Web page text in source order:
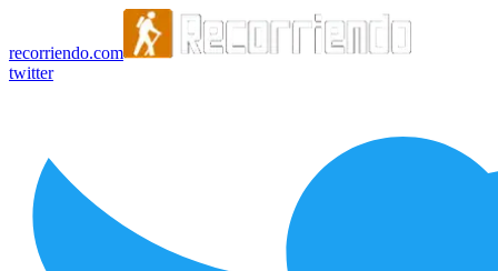
recorriendo.com
twitter